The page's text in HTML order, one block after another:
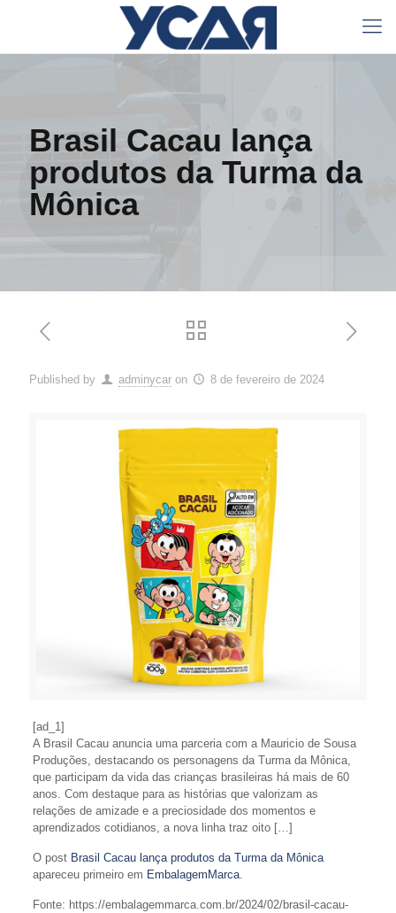
Brasil Cacau lança
produtos da Turma da
Mônica
Published by adminycar on 8 de fevereiro de 2024
[ad_1]
A Brasil Cacau anuncia uma parceria com a Mauricio de Sousa
Produções, destacando os personagens da Turma da Mônica,
que participam da vida das crianças brasileiras há mais de 60
anos. Com destaque para as histórias que valorizam as
relações de amizade e a preciosidade dos momentos e
aprendizados cotidianos, a nova linha traz oito […]
O post Brasil Cacau lança produtos da Turma da Mônica
apareceu primeiro em EmbalagemMarca.
Fonte: https://embalagemmarca.com.br/2024/02/brasil-cacau-